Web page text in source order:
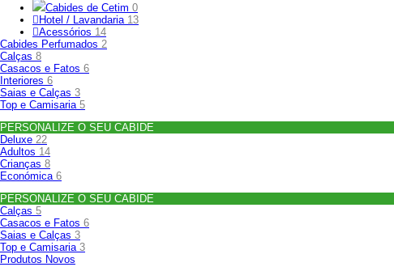
Cabides de Cetim 0
Hotel / Lavandaria 13
Acessórios 14
Cabides Perfumados 2
Calças 8
Casacos e Fatos 6
Interiores 6
Saias e Calças 3
Top e Camisaria 5
PERSONALIZE O SEU CABIDE
Deluxe 22
Adultos 14
Crianças 8
Económica 6
PERSONALIZE O SEU CABIDE
Calças 5
Casacos e Fatos 6
Saias e Calças 3
Top e Camisaria 3
Produtos Novos